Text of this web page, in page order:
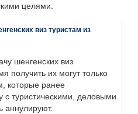
целями.
виз туристам из
шенгенских виз
получить их могут только
которые ранее
с туристическими, деловыми
аннулируют.